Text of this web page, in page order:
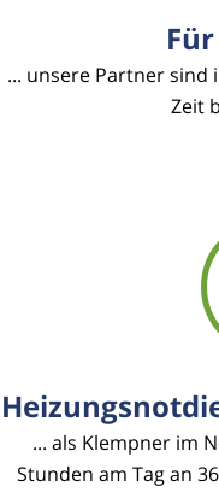
... unsere Partner sind
Zeit
... als Klempner im
Stunden am Tag an